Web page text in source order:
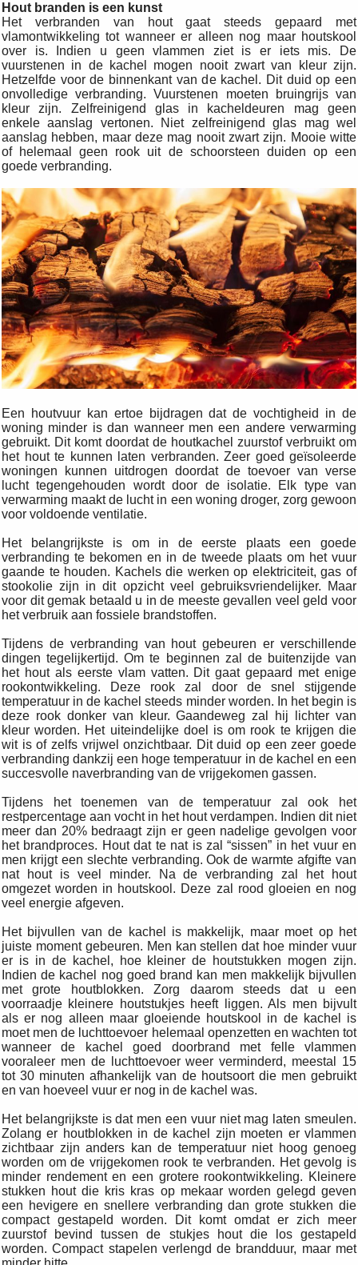
Hout branden is een kunst
Het verbranden van hout gaat steeds gepaard met
vlamontwikkeling tot wanneer er alleen nog maar houtskool
over is. Indien u geen vlammen ziet is er iets mis. De
vuurstenen in de kachel mogen nooit zwart van kleur zijn.
Hetzelfde voor de binnenkant van de kachel. Dit duid op een
onvolledige verbranding. Vuurstenen moeten bruingrijs van
kleur zijn. Zelfreinigend glas in kacheldeuren mag geen
enkele aanslag vertonen. Niet zelfreinigend glas mag wel
aanslag hebben, maar deze mag nooit zwart zijn. Mooie witte
of helemaal geen rook uit de schoorsteen duiden op een
goede verbranding.
Een houtvuur kan ertoe bijdragen dat de vochtigheid in de
woning minder is dan wanneer men een andere verwarming
gebruikt. Dit komt doordat de houtkachel zuurstof verbruikt om
het hout te kunnen laten verbranden. Zeer goed geïsoleerde
woningen kunnen uitdrogen doordat de toevoer van verse
lucht tegengehouden wordt door de isolatie. Elk type van
verwarming maakt de lucht in een woning droger, zorg gewoon
voor voldoende ventilatie.
Het belangrijkste is om in de eerste plaats een goede
verbranding te bekomen en in de tweede plaats om het vuur
gaande te houden. Kachels die werken op elektriciteit, gas of
stookolie zijn in dit opzicht veel gebruiksvriendelijker. Maar
voor dit gemak betaald u in de meeste gevallen veel geld voor
het verbruik aan fossiele brandstoffen.
Tijdens de verbranding van hout gebeuren er verschillende
dingen tegelijkertijd. Om te beginnen zal de buitenzijde van
het hout als eerste vlam vatten. Dit gaat gepaard met enige
rookontwikkeling. Deze rook zal door de snel stijgende
temperatuur in de kachel steeds minder worden. In het begin is
deze rook donker van kleur. Gaandeweg zal hij lichter van
kleur worden. Het uiteindelijke doel is om rook te krijgen die
wit is of zelfs vrijwel onzichtbaar. Dit duid op een zeer goede
verbranding dankzij een hoge temperatuur in de kachel en een
succesvolle naverbranding van de vrijgekomen gassen.
Tijdens het toenemen van de temperatuur zal ook het
restpercentage aan vocht in het hout verdampen. Indien dit niet
meer dan 20% bedraagt zijn er geen nadelige gevolgen voor
het brandproces. Hout dat te nat is zal “sissen” in het vuur en
men krijgt een slechte verbranding. Ook de warmte afgifte van
nat hout is veel minder. Na de verbranding zal het hout
omgezet worden in houtskool. Deze zal rood gloeien en nog
veel energie afgeven.
Het bijvullen van de kachel is makkelijk, maar moet op het
juiste moment gebeuren. Men kan stellen dat hoe minder vuur
er is in de kachel, hoe kleiner de houtstukken mogen zijn.
Indien de kachel nog goed brand kan men makkelijk bijvullen
met grote houtblokken. Zorg daarom steeds dat u een
voorraadje kleinere houtstukjes heeft liggen. Als men bijvult
als er nog alleen maar gloeiende houtskool in de kachel is
moet men de luchttoevoer helemaal openzetten en wachten tot
wanneer de kachel goed doorbrand met felle vlammen
vooraleer men de luchttoevoer weer verminderd, meestal 15
tot 30 minuten afhankelijk van de houtsoort die men gebruikt
en van hoeveel vuur er nog in de kachel was.
Het belangrijkste is dat men een vuur niet mag laten smeulen.
Zolang er houtblokken in de kachel zijn moeten er vlammen
zichtbaar zijn anders kan de temperatuur niet hoog genoeg
worden om de vrijgekomen rook te verbranden. Het gevolg is
minder rendement en een grotere rookontwikkeling. Kleinere
stukken hout die kris kras op mekaar worden gelegd geven
een hevigere en snellere verbranding dan grote stukken die
compact gestapeld worden. Dit komt omdat er zich meer
zuurstof bevind tussen de stukjes hout die los gestapeld
worden. Compact stapelen verlengd de brandduur, maar met